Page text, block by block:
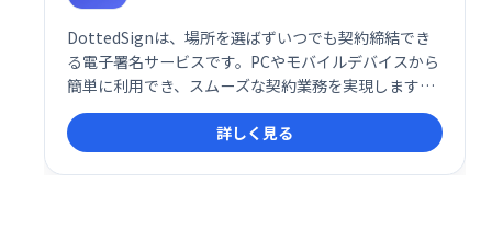
DottedSignは、場所を選ばずいつでも契約締結でき
る電子署名サービスです。PCやモバイルデバイスから
簡単に利用でき、スムーズな契約業務を実現します。
効率的なワークフローと高いセキュリティで、企業の
契約締結をサポートします。
詳しく見る